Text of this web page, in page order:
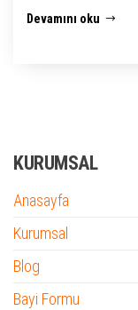
Devamını oku
KURUMSAL
Anasayfa
Kurumsal
Blog
Bayi Formu